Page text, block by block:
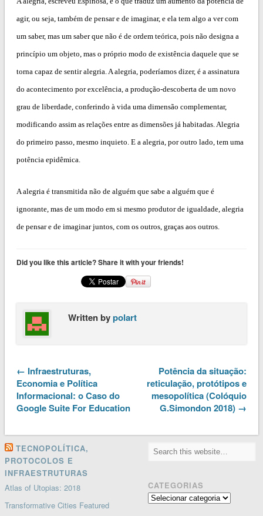
agir, ou seja, também de pensar e de imaginar, e ela tem algo a ver com
um saber, mas um saber que não é de ordem teórica, pois não designa a
princípio um objeto, mas o próprio modo de existência daquele que se
torna capaz de sentir alegria. A alegria, poderíamos dizer, é a assinatura
do acontecimento por excelência, a produção-descoberta de um novo
grau de liberdade, conferindo à vida uma dimensão complementar,
modificando assim as relações entre as dimensões já habitadas. Alegria
do primeiro passo, mesmo inquieto. E a alegria, por outro lado, tem uma
potência epidêmica.
A alegria é transmitida não de alguém que sabe a alguém que é
ignorante, mas de um modo em si mesmo produtor de igualdade, alegria
de pensar e de imaginar juntos, com os outros, graças aos outros.
Did you like this article? Share it with your friends!
Written bypolart
← Infraestruturas,
Economia e Política
Informacional: o Caso do
Google Suite For Education
Potência da situação:
reticulação, protótipos e
mesopolítica (Colóquio
G.Simondon 2018) →
TECNOPOLÍTICA,
PROTOCOLOS E
INFRAESTRUTURAS
Atlas of Utopias: 2018
Transformative Cities Featured
CATEGORIAS
Categorias